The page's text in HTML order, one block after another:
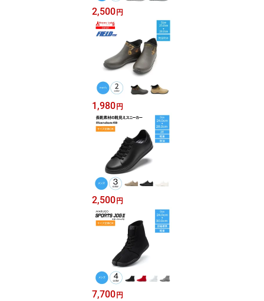
2,500 円
1,980 円
2,500 円
7,700 円